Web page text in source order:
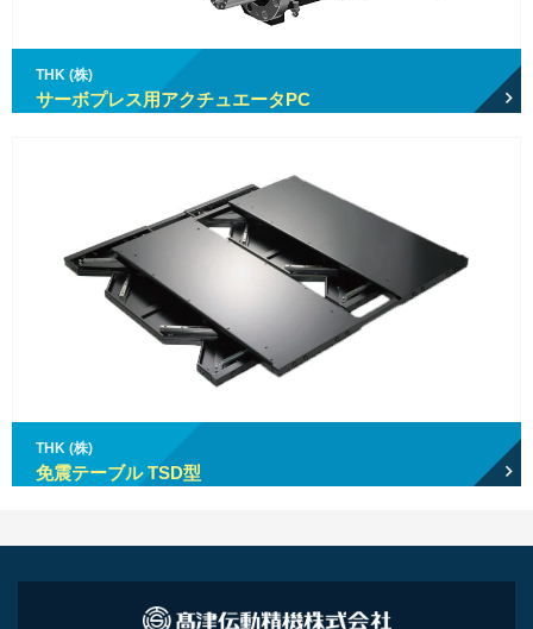
THK (株)
サーボプレス用アクチュエータPC
THK (株)
免震テーブル TSD型